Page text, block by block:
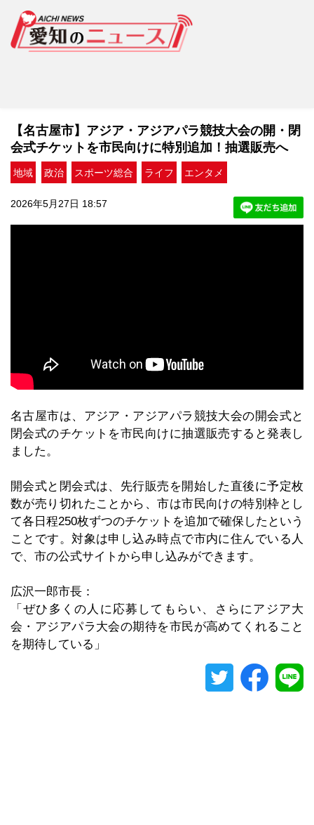
【名古屋市】アジア・アジアパラ競技大会の開・閉
会式チケットを市民向けに特別追加！抽選販売へ
地域 政治 スポーツ総合 ライフ エンタメ
2026年5月27日 18:57
名古屋市は、アジア・アジアパラ競技大会の開会式と
閉会式のチケットを市民向けに抽選販売すると発表し
ました。
開会式と閉会式は、先行販売を開始した直後に予定枚
数が売り切れたことから、市は市民向けの特別枠とし
て各日程250枚ずつのチケットを追加で確保したという
ことです。対象は申し込み時点で市内に住んでいる人
で、市の公式サイトから申し込みができます。
広沢一郎市長：
「ぜひ多くの人に応募してもらい、さらにアジア大
会・アジアパラ大会の期待を市民が高めてくれること
を期待している」